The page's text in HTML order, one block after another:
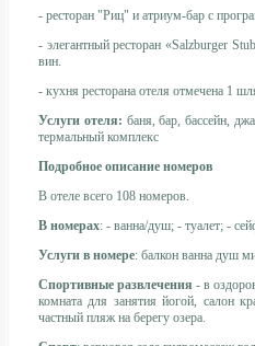
- ресторан "Риц" и атриум-бар с
- элегантный ресторан «Salzburger
вин.
- кухня ресторана отеля отмечена 1
Услуги отеля: баня, бар, бассейн,
термальный комплекс
Подробное описание номеров
В отеле всего 108 номеров.
В номерах: - ванна/душ; - туалет; -
Услуги в номере: балкон ванна душ
Спортивные развлечения - в
комната для занятия йогой, салон
частный пляж на берегу озера.